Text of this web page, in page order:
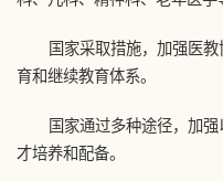
国家采取措施，加强医
育和继续教育体系。
国家通过多种途径，加
才培养和配备。